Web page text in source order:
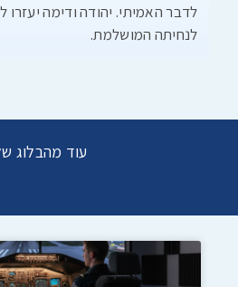
לדבר האמיתי. יהודה ודימה יעזרו
לנחיתה המושלמת.
עוד מהבלוג